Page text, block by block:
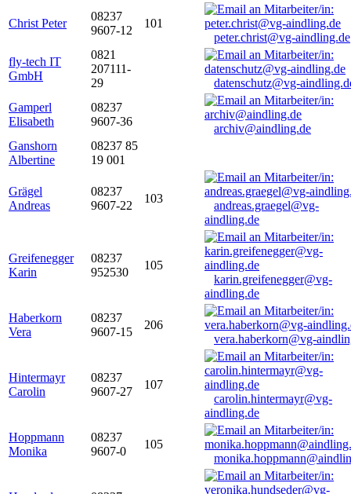
Christ Peter
08237
9607-12
101
peter.christ@vg-aindling.de
fly-tech IT
GmbH
0821
207111-
29
datenschutz@vg-
Gamperl
Elisabeth
08237
9607-36
archiv@aindling.de
Ganshorn
Albertine
08237 85
19 001
Grägel
Andreas
08237
9607-22
103
andreas.graegel@vg-
aindling.de
Greifenegger
Karin
08237
952530
105
karin.greifenegger@vg-
aindling.de
Haberkorn
Vera
08237
9607-15
206
vera.haberkorn@vg-
Hintermayr
Carolin
08237
9607-27
107
carolin.hintermayr@vg-
aindling.de
Hoppmann
Monika
08237
9607-0
105